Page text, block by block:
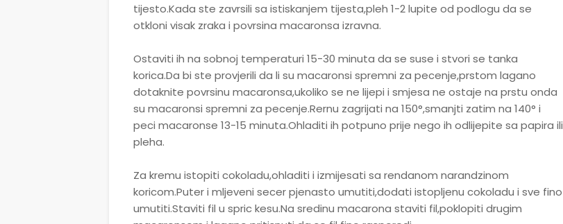
tijesto.Kada ste zavrsili sa istiskanjem tijesta,pleh 1-2 lupite od podlogu da se
otkloni visak zraka i povrsina macaronsa izravna.
Ostaviti ih na sobnoj temperaturi 15-30 minuta da se suse i stvori se tanka
korica.Da bi ste provjerili da li su macaronsi spremni za pecenje,prstom lagano
dotaknite povrsinu macaronsa,ukoliko se ne lijepi i smjesa ne ostaje na prstu onda
su macaronsi spremni za pecenje.Rernu zagrijati na 150°,smanjti zatim na 140° i
peci macaronse 13-15 minuta.Ohladiti ih potpuno prije nego ih odlijepite sa papira ili
pleha.
Za kremu istopiti cokoladu,ohladiti i izmijesati sa rendanom narandzinom
koricom.Puter i mljeveni secer pjenasto umutiti,dodati istopljenu cokoladu i sve fino
umutiti.Staviti fil u spric kesu.Na sredinu macarona staviti fil,poklopiti drugim